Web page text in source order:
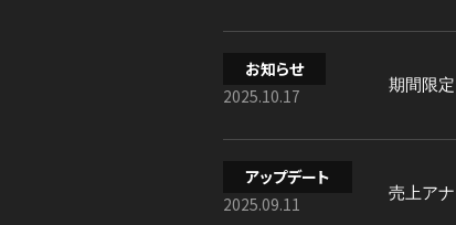
お知らせ
2025.10.17
期間限
アップデート
2025.09.11
売上ア